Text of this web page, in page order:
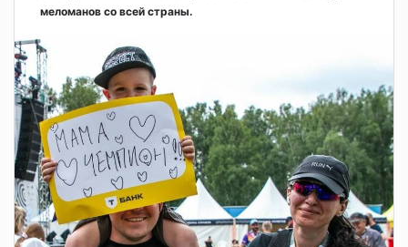
меломанов со всей страны.